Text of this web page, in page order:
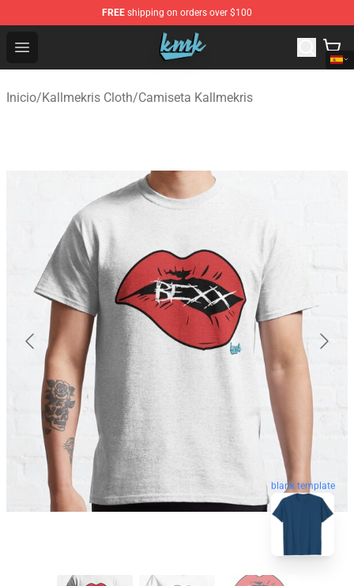
FREE shipping on orders over $100
Open menu
KallMeKris Store - Official KallMeKris Merchandise Shop
Inicio/Kallmekris Cloth/Camiseta Kallmekris
blank template